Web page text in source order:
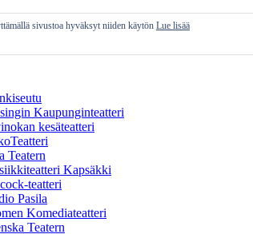
Kaupunginteatteri
kesäteatteri
Teatern
Kapsäkki
teatteri
Pasila
Komediateatteri
Teatern
sivustoa hyväksyt niiden käytön Lue lisää